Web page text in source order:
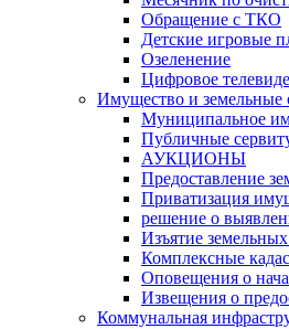
Обращение с ТКО
Детские игровые
Озеленение
Цифровое
Имущество и земельные
Муниципальное
Публичные
АУКЦИОНЫ
Предоставление
Приватизация
решение о
Изъятие земельных
Комплексные
Оповещения о
Извещения о
Коммунальная